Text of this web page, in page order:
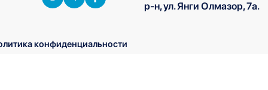
р-н, ул. Янги Олмазор, 7а.
конфиденциальности